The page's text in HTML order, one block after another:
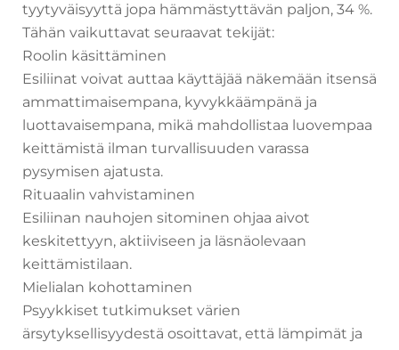
tyytyväisyyttä jopa hämmästyttävän paljon, 34 %.
Tähän vaikuttavat seuraavat tekijät:
Roolin käsittäminen
Esiliinat voivat auttaa käyttäjää näkemään itsensä
ammattimaisempana, kyvykkäämpänä ja
luottavaisempana, mikä mahdollistaa luovempaa
keittämistä ilman turvallisuuden varassa
pysymisen ajatusta.
Rituaalin vahvistaminen
Esiliinan nauhojen sitominen ohjaa aivot
keskitettyyn, aktiiviseen ja läsnäolevaan
keittämistilaan.
Mielialan kohottaminen
Psyykkiset tutkimukset värien
ärsytyksellisyydestä osoittavat, että lämpimät ja